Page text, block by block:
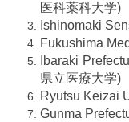
医科薬科大学)
Ishinomaki
Fukushima
Ibaraki
県立医療大学)
Ryutsu Keizai
Gunma